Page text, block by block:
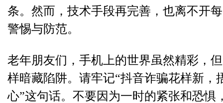
条。然而，技术手段再完善，也离不开
警惕与防范。
老年朋友们，手机上的世界虽然精彩，
样暗藏陷阱。请牢记“抖音诈骗花样新，
心”这句话。不要因为一时的紧张和恐惧